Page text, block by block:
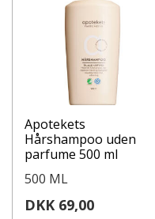
Apotekets
Hårshampoo uden
parfume 500 ml
500 ML
DKK 69,00